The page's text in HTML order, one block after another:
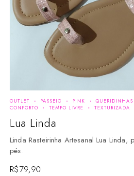
OUTLET PASSEIO PINK QUERIDINHAS
CONFORTO
TEMPO LIVRE TEXTURIZADA
Lua Linda
Linda Rasteirinha Artesanal Lua
pés.
R$79,90